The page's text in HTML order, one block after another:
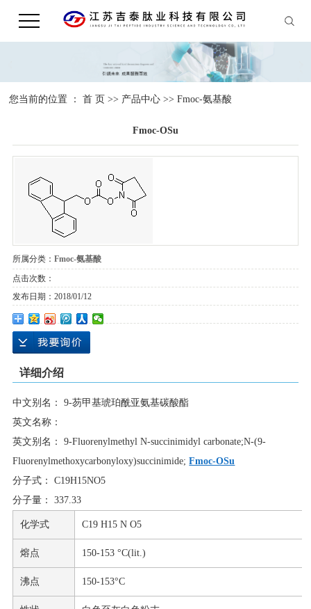
您当前的位置 ：首 页 >> 产品中心 >>Fmoc-氨基酸
Fmoc-OSu
所属分类：Fmoc-氨基酸
点击次数：
发布日期：2018/01/12
详细介绍
中文别名： 9-芴甲基琥珀酰亚氨基碳酸酯
英文名称：
英文别名： 9-Fluorenylmethyl N-succinimidyl carbonate;N-(9-
Fluorenylmethoxycarbonyloxy)succinimide;Fmoc-OSu
分子式： C19H15NO5
分子量： 337.33
化学式 C19 H15 N O5
熔点 150-153 °C(lit.)
沸点 150-153°C